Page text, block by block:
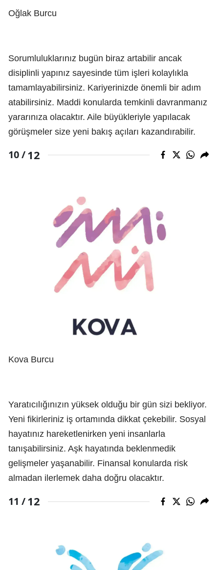
Oğlak Burcu
Sorumluluklarınız bugün biraz artabilir ancak
disiplinli yapınız sayesinde tüm işleri kolaylıkla
tamamlayabilirsiniz. Kariyerinizde önemli bir adım
atabilirsiniz. Maddi konularda temkinli davranmanız
yararınıza olacaktır. Aile büyükleriyle yapılacak
görüşmeler size yeni bakış açıları kazandırabilir.
10 /12
Kova Burcu
Yaratıcılığınızın yüksek olduğu bir gün sizi bekliyor.
Yeni fikirleriniz iş ortamında dikkat çekebilir. Sosyal
hayatınız hareketlenirken yeni insanlarla
tanışabilirsiniz. Aşk hayatında beklenmedik
gelişmeler yaşanabilir. Finansal konularda risk
almadan ilerlemek daha doğru olacaktır.
11 /12